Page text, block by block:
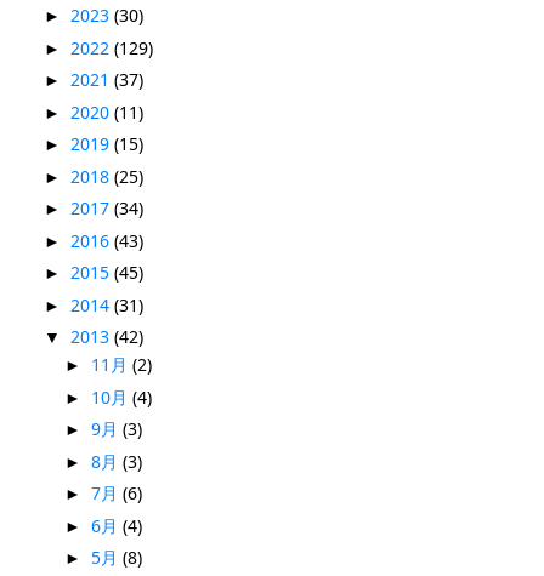
► 2023 (30)
► 2022 (129)
► 2021 (37)
► 2020 (11)
► 2019 (15)
► 2018 (25)
► 2017 (34)
► 2016 (43)
► 2015 (45)
► 2014 (31)
▼ 2013 (42)
► 11月 (2)
► 10月 (4)
► 9月 (3)
► 8月 (3)
► 7月 (6)
► 6月 (4)
► 5月 (8)